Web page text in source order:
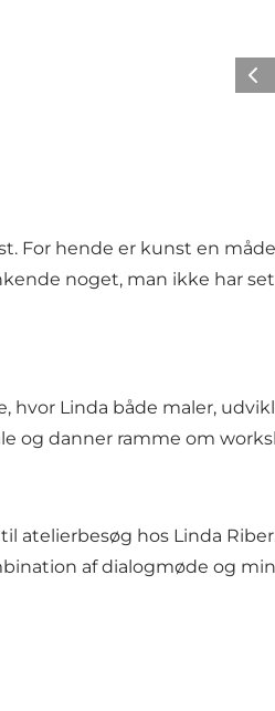
For hende er kunst en
noget, man ikke har
hvor Linda både maler,
og danner ramme om
atelierbesøg hos Linda
af dialogmøde og